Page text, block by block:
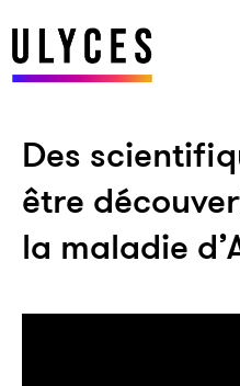
Des
être
la maladie